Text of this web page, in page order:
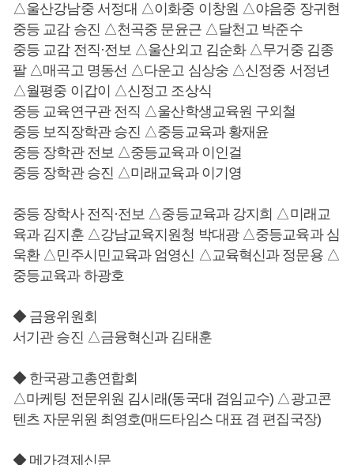
△울산강남중 서정대 △이화중 이창원 △야음중 장귀현
중등 교감 승진 △천곡중 문윤근 △달천고 박준수
중등 교감 전직·전보 △울산외고 김순화 △무거중 김종
팔 △매곡고 명동선 △다운고 심상숭 △신정중 서정년
△월평중 이갑이 △신정고 조상식
중등 교육연구관 전직 △울산학생교육원 구외철
중등 보직장학관 승진 △중등교육과 황재윤
중등 장학관 전보 △중등교육과 이인걸
중등 장학관 승진 △미래교육과 이기영
중등 장학사 전직·전보 △중등교육과 강지희 △미래교
육과 김지훈 △강남교육지원청 박대광 △중등교육과 심
욱환 △민주시민교육과 엄영신 △교육혁신과 정문용 △
중등교육과 하광호
◆ 금융위원회
서기관 승진 △금융혁신과 김태훈
◆ 한국광고총연합회
△마케팅 전문위원 김시래(동국대 겸임교수) △광고콘
텐츠 자문위원 최영호(매드타임스 대표 겸 편집국장)
◆ 메가경제신문